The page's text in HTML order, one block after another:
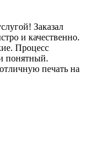
Заказал
и качественно.
Процесс
понятный.
печать на